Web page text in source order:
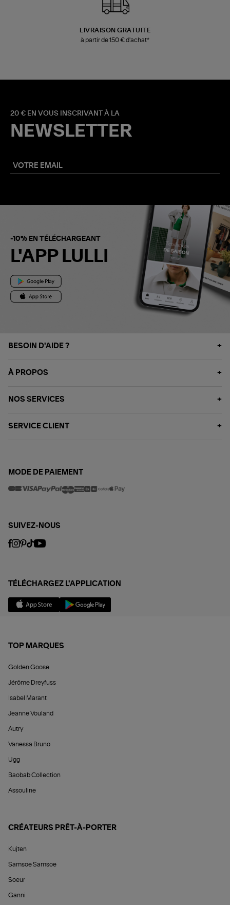
LIVRAISON GRATUITE
à partir de 150 € d'achat*
20 € EN VOUS INSCRIVANT À LA
NEWSLETTER
-10% EN TÉLÉCHARGEANT
L'APP LULLI
BESOIN D'AIDE ?
À PROPOS
NOS SERVICES
SERVICE CLIENT
MODE DE PAIEMENT
SUIVEZ-NOUS
TÉLÉCHARGEZ L'APPLICATION
TOP MARQUES
Golden Goose
Jérôme Dreyfuss
Isabel Marant
Jeanne Vouland
Autry
Vanessa Bruno
Ugg
Baobab Collection
Assouline
CRÉATEURS PRÊT-À-PORTER
Kujten
Samsoe Samsoe
Soeur
Ganni